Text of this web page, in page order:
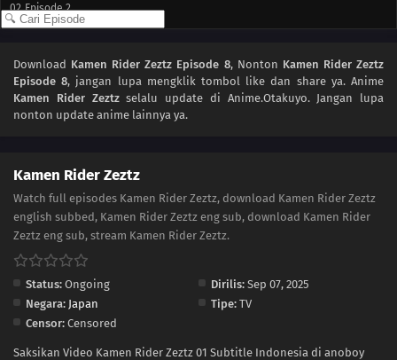
02 Episode 2
Download Kamen Rider Zeztz Episode 8, Nonton Kamen Rider Zeztz
Episode 8, jangan lupa mengklik tombol like dan share ya. Anime
Kamen Rider Zeztzselalu update di Anime.Otakuyo. Jangan lupa
nonton update anime lainnya ya.
Kamen Rider Zeztz
Watch full episodes Kamen Rider Zeztz, download Kamen Rider Zeztz
english subbed, Kamen Rider Zeztz eng sub, download Kamen Rider
Zeztz eng sub, stream Kamen Rider Zeztz.
Status: Ongoing Dirilis: Sep 07, 2025
Negara: Japan Tipe: TV
Censor: Censored
Saksikan Video Kamen Rider Zeztz 01 Subtitle Indonesia di anoboy